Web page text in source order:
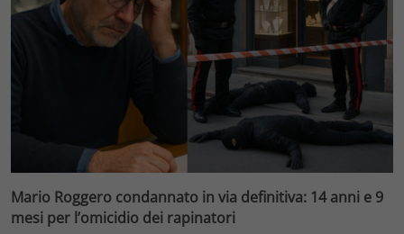
Mario Roggero condannato in via definitiva: 14 anni e 9
mesi per l’omicidio dei rapinatori